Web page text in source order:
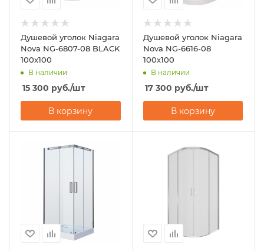
Душевой уголок Niagara
Nova NG-6807-08 BLACK
100х100
В наличии
15 300 руб./шт
В корзину
Душевой уголок Niagara
Nova NG-6616-08
100х100
В наличии
17 300 руб./шт
В корзину